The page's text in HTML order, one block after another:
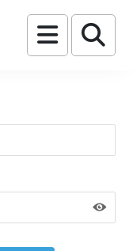
Menu